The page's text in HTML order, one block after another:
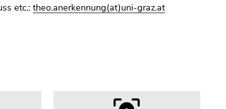
etc.:theo.anerkennung(at)uni-graz.at